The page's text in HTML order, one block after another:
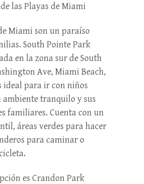
las Playas de Miami
Miami son un paraíso
South Pointe Park
en la zona sur de South
Ave, Miami Beach,
ideal para ir con niños
ambiente tranquilo y sus
familiares. Cuenta con un
áreas verdes para hacer
para caminar o
es Crandon Park